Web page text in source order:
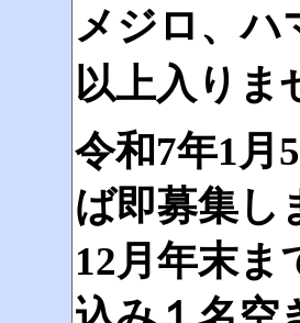
メジロ、ハ
以上入りま
令和7年1月
ば即募集し
12月年末ま